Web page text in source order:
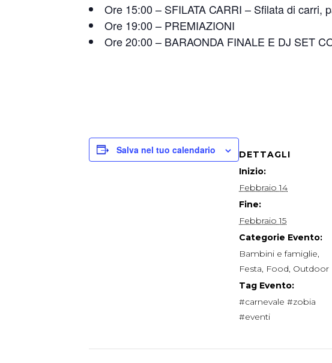
Ore 15:00 – SFILATA CARRI – Sfilata di carri,
Ore 19:00 – PREMIAZIONI
Ore 20:00 – BARAONDA FINALE E DJ SET
Salva nel tuo calendario
DETTAGLI
Inizio:
Febbraio 14
Fine:
Febbraio 15
Categorie Evento:
Bambini e famiglie,
Festa, Food, Outdoor
Tag Evento:
#carnevale #zobia
#eventi